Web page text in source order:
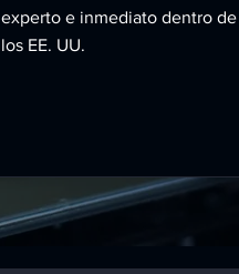
experto e inmediato dentro de
los EE. UU.